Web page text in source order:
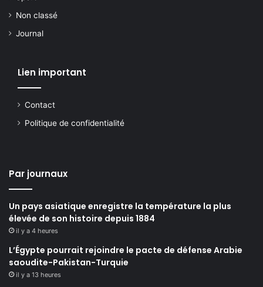
Non classé
Journal
Lien important
Contact
Politique de confidentialité
Par journaux
Un pays asiatique enregistre la température la plus
élevée de son histoire depuis 1884
il y a 4 heures
L’Égypte pourrait rejoindre le pacte de défense Arabie
saoudite-Pakistan-Turquie
il y a 13 heures